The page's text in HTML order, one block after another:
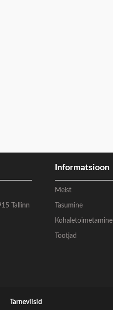
Tallinn
Informatsioon
Meist
Tasumine
Kohaletoimetamine
Tootjad
Tarneviisid